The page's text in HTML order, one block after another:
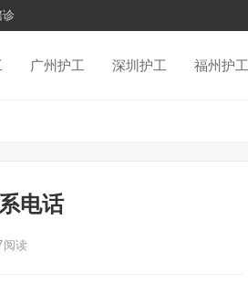
诊
广州护工 深圳护工 福州护工
电话
阅读